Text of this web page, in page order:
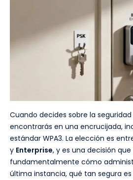
Cuando decides sobre la
encontrarás en una encrucijada,
estándar WPA3. La elección es
y Enterprise, y es una decisión
fundamentalmente cómo
última instancia, qué tan segura